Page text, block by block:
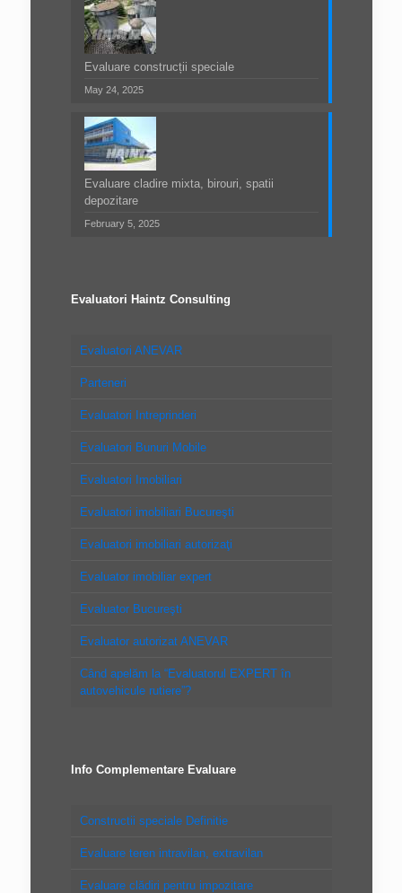
Evaluare construcții speciale
May 24, 2025
Evaluare cladire mixta, birouri, spatii
depozitare
February 5, 2025
Evaluatori Haintz Consulting
Evaluatori ANEVAR
Parteneri
Evaluatori Intreprinderi
Evaluatori Bunuri Mobile
Evaluatori Imobiliari
Evaluatori imobiliari Bucureşti
Evaluatori imobiliari autorizaţi
Evaluator imobiliar expert
Evaluator Bucureşti
Evaluator autorizat ANEVAR
Când apelăm la “Evaluatorul EXPERT în
autovehicule rutiere”?
Info Complementare Evaluare
Constructii speciale Definitie
Evaluare teren intravilan, extravilan
Evaluare clădiri pentru impozitare